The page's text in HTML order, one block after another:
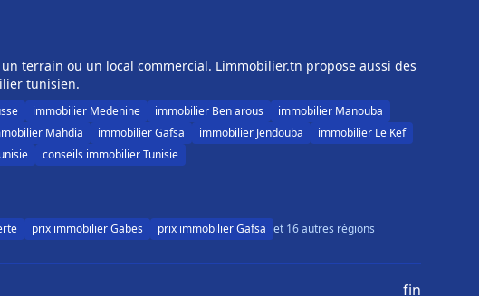
terrain ou un local commercial. Limmobilier.tn propose aussi des
tunisien.
immobilier Medenine immobilier Ben arous
immobilier Manouba
Mahdia immobilier Gafsa immobilier Jendouba
immobilier Le Kef
conseils immobilier Tunisie
prix immobilier Gabes prix immobilier Gafsa et 16 autres régions
fin